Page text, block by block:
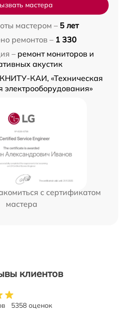
мастера
мастером – 5 лет
ремонтов – 1 330
– ремонт мониторов и
акустик
КНИТУ-КАИ, «Техническая
электрооборудования»
с сертификатом
мастера
клиентов
5358 оценок